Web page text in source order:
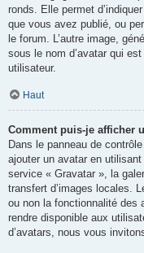
ronds. Elle permet
que vous avez publié, ou
le forum. L’autre image,
sous le nom d’avatar qui
utilisateur.
Haut
Comment puis-je afficher
Dans le panneau de
ajouter un avatar en
service « Gravatar », la
transfert d’images locales.
ou non la fonctionnalité des
rendre disponible aux
d’avatars, nous vous